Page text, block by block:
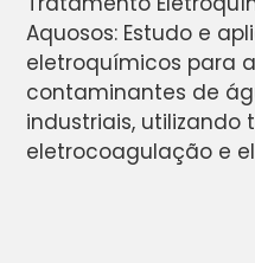
Aquosos: Estudo e
eletroquímicos para
contaminantes de
industriais, utilizando
eletrocoagulação e